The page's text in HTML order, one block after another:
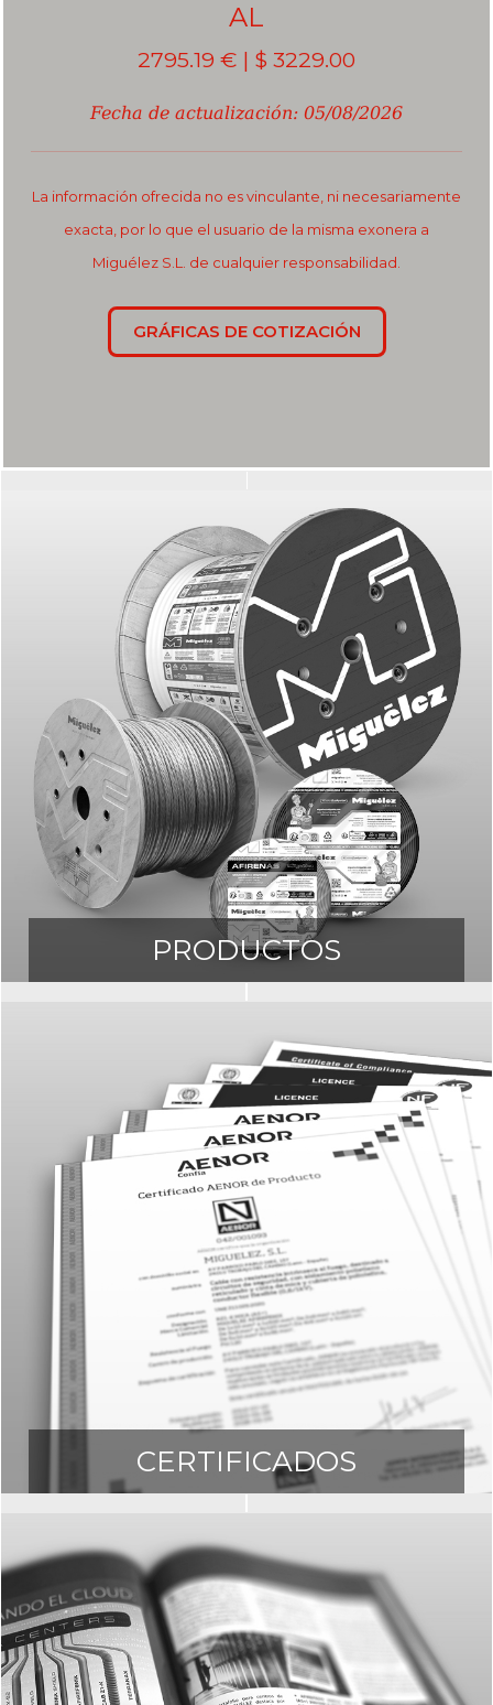
AL
2795.19 € | $ 3229.00
Fecha de actualización: 05/08/2026
La información ofrecida no es vinculante, ni necesariamente
exacta, por lo que el usuario de la misma exonera a
Miguélez S.L. de cualquier responsabilidad.
GRÁFICAS DE COTIZACIÓN
PRODUCTOS
Acceda a nuestro catálogo de productos
CERTIFICADOS
todos nuestros certificados de